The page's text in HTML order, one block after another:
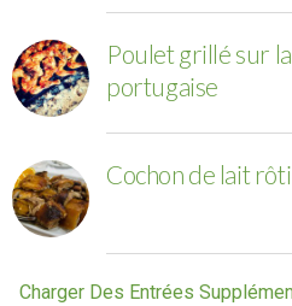
Poulet grillé sur
portugaise
Cochon de lait
Charger Des Entrées